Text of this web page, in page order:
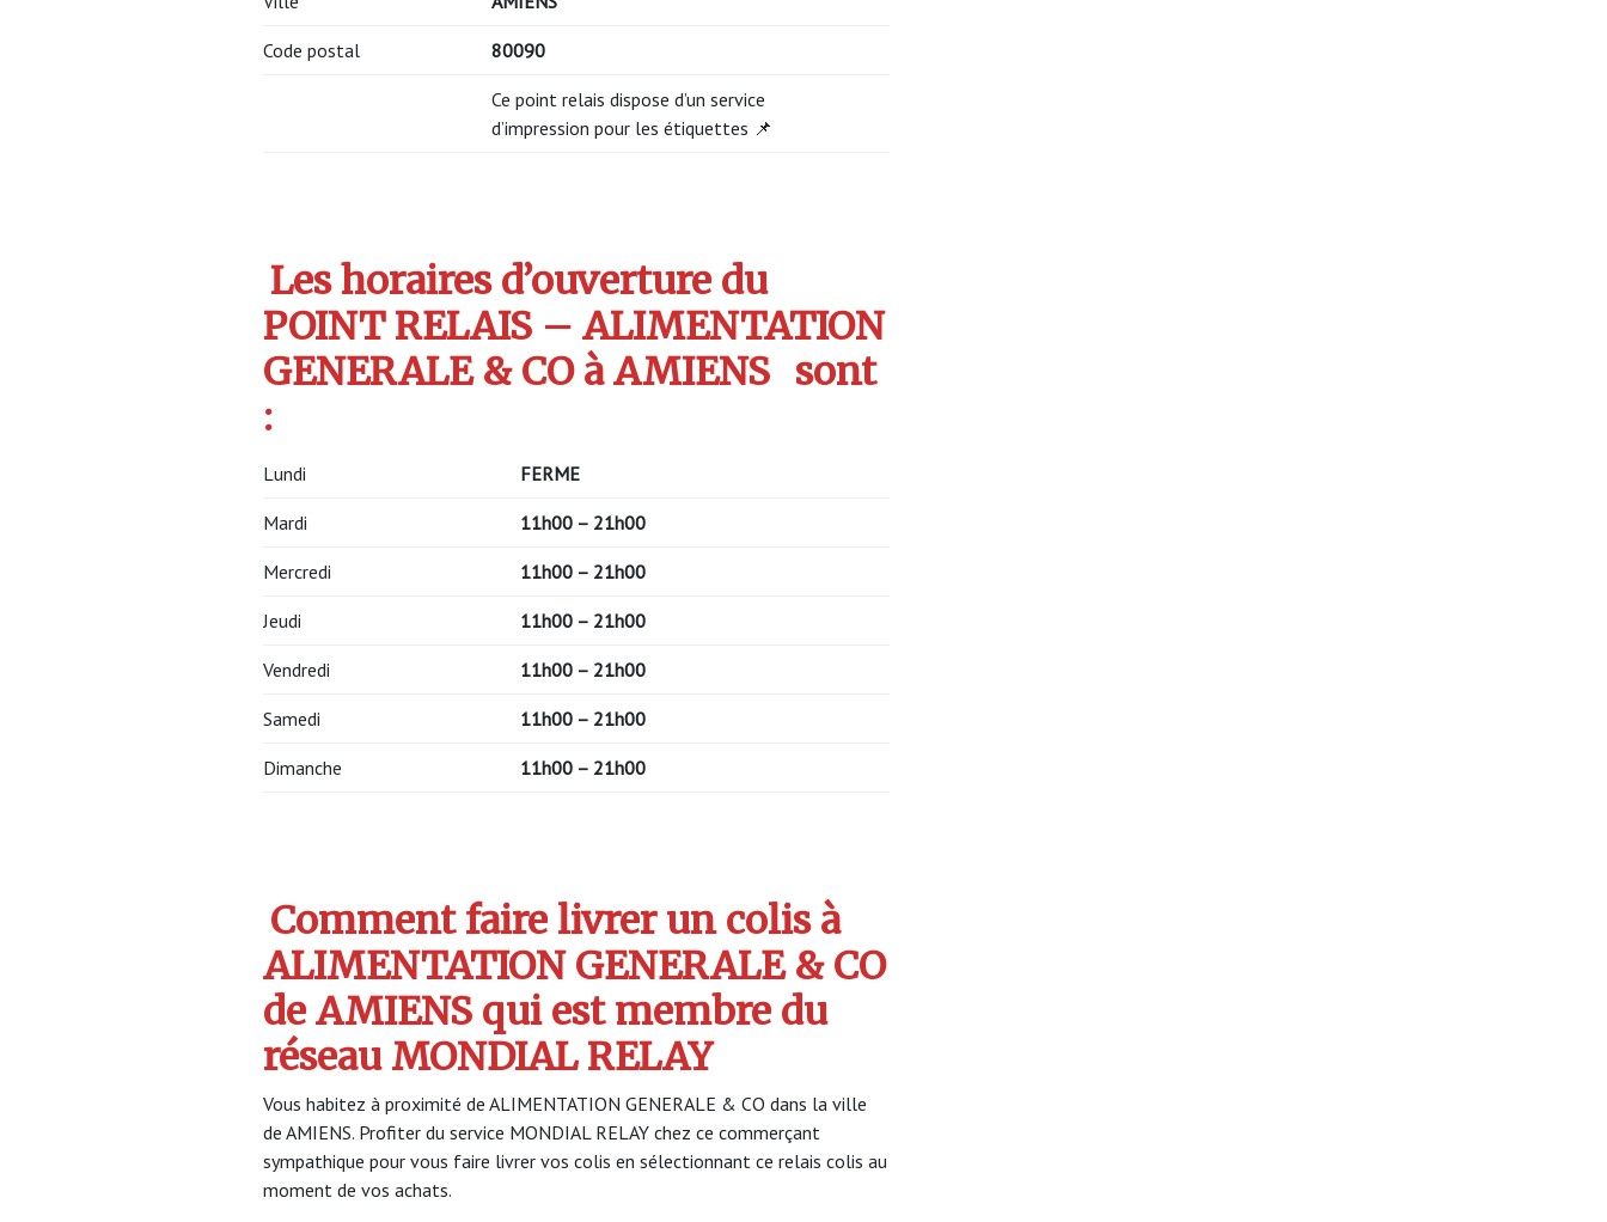
Code postal 80090
Ce point relais dispose d’un service
d’impression pour les étiquettes 📌
Les horaires d’ouverture du
POINT RELAIS – ALIMENTATION
GENERALE & CO à AMIENS sont
:
Lundi FERME
Mardi 11h00 – 21h00
Mercredi 11h00 – 21h00
Jeudi 11h00 – 21h00
Vendredi 11h00 – 21h00
Samedi 11h00 – 21h00
Dimanche 11h00 – 21h00
Comment faire livrer un colis à
ALIMENTATION GENERALE & CO
de AMIENS qui est membre du
réseau MONDIAL RELAY
Vous habitez à proximité de ALIMENTATION GENERALE & CO dans la ville
de AMIENS. Profiter du service MONDIAL RELAY chez ce commerçant
sympathique pour vous faire livrer vos colis en sélectionnant ce relais colis au
moment de vos achats.